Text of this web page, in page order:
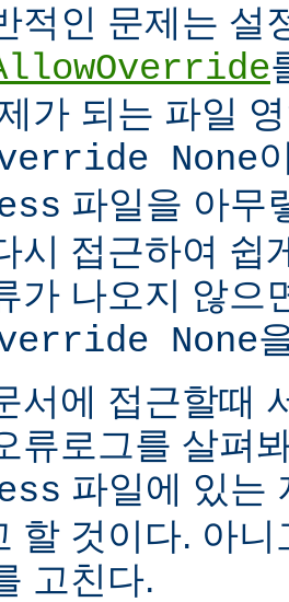
적인 문제는 설
가 되는 파일
None
파일을 아무
시 접근하여 쉽
가 나오지 않으
None
서에 접근할때
류로그를 살펴
파일에 있는
할 것이다. 아
고친다.